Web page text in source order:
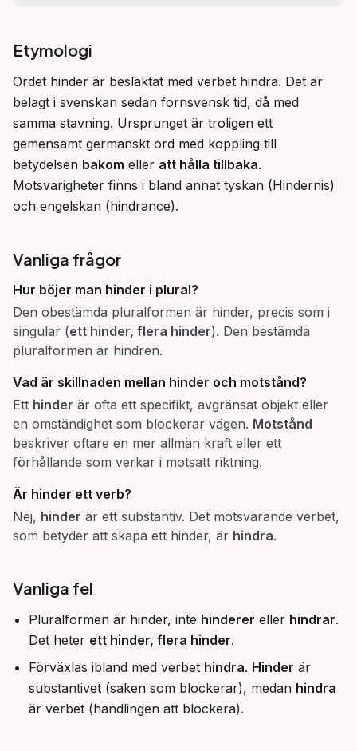
Etymologi
Ordet hinder är besläktat med verbet hindra. Det är
belagt i svenskan sedan fornsvensk tid, då med
samma stavning. Ursprunget är troligen ett
gemensamt germanskt ord med koppling till
betydelsen bakom eller att hålla tillbaka.
Motsvarigheter finns i bland annat tyskan (Hindernis)
och engelskan (hindrance).
Vanliga frågor
Hur böjer man hinder i plural?
Den obestämda pluralformen är hinder, precis som i
singular (ett hinder, flera hinder). Den bestämda
pluralformen är hindren.
Vad är skillnaden mellan hinder och motstånd?
Ett hinder är ofta ett specifikt, avgränsat objekt eller
en omständighet som blockerar vägen. Motstånd
beskriver oftare en mer allmän kraft eller ett
förhållande som verkar i motsatt riktning.
Är hinder ett verb?
Nej, hinder är ett substantiv. Det motsvarande verbet,
som betyder att skapa ett hinder, är hindra.
Vanliga fel
Pluralformen är hinder, inte hinderer eller hindrar.
Det heter ett hinder, flera hinder.
Förväxlas ibland med verbet hindra. Hinder är
substantivet (saken som blockerar), medan hindra
är verbet (handlingen att blockera).